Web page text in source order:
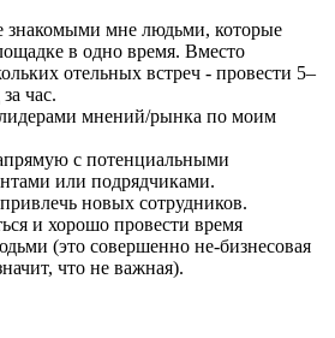
знакомыми мне людьми, которые
в одно время. Вместо
отельных встреч - провести 5–
час.
мнений/рынка по моим
с потенциальными
или подрядчиками.
новых сотрудников.
и хорошо провести время
(это совершенно не-бизнесовая
что не важная).